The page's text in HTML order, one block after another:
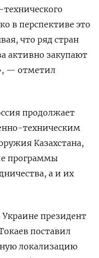
в перспективе это
что ряд стран
активно закупают
— отметил
продолжает
техническим
Казахстана,
программы
а и их
президент
поставил
локализацию